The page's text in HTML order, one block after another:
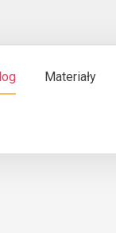
Materiały